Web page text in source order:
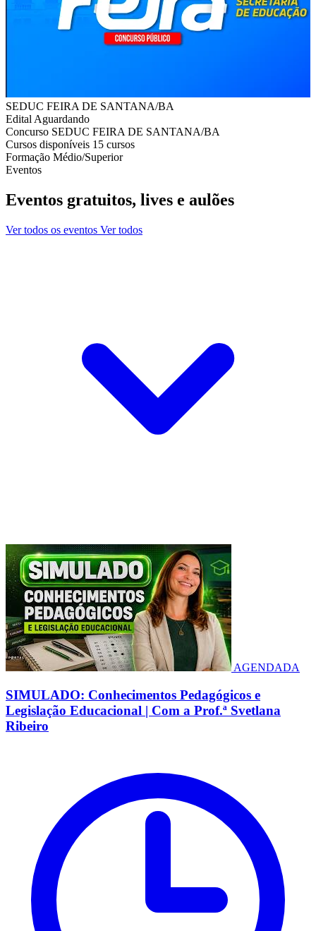
SEDUC FEIRA DE SANTANA/BA
Edital Aguardando
Concurso SEDUC FEIRA DE SANTANA/BA
Cursos disponíveis 15 cursos
Formação Médio/Superior
Eventos
Eventos gratuitos, lives e aulões
Ver todos os eventos Ver todos
AGENDADA
SIMULADO: Conhecimentos Pedagógicos e
Legislação Educacional | Com a Prof.ª Svetlana
Ribeiro